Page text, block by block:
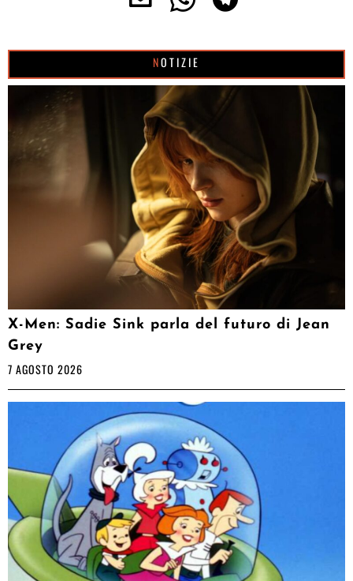
NOTIZIE
X-Men: Sadie Sink parla del futuro di Jean
Grey
7 AGOSTO 2026